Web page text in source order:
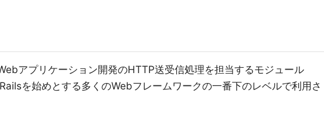
アプリケーション開発のHTTP送受信処理を担当するモジュール
を始めとする多くのWebフレームワークの一番下のレベルで利用さ